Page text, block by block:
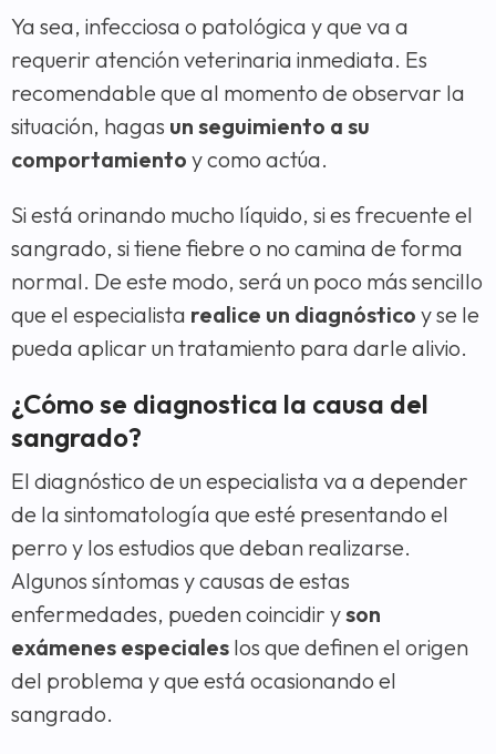
Ya sea, infecciosa o patológica y que va a
requerir atención veterinaria inmediata. Es
recomendable que al momento de observar la
situación, hagas un seguimiento a su
comportamiento y como actúa.
Si está orinando mucho líquido, si es frecuente el
sangrado, si tiene fiebre o no camina de forma
normal. De este modo, será un poco más sencillo
que el especialista realice un diagnóstico y se le
pueda aplicar un tratamiento para darle alivio.
¿Cómo se diagnostica la causa del
sangrado?
El diagnóstico de un especialista va a depender
de la sintomatología que esté presentando el
perro y los estudios que deban realizarse.
Algunos síntomas y causas de estas
enfermedades, pueden coincidir yson
exámenes especiales los que definen el origen
del problema y que está ocasionando el
sangrado.